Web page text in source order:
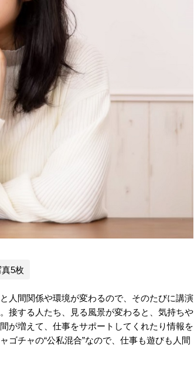
5枚
人間関係や環境が変わるので、そのたびに講演
接する人たち、見る風景が変わると、気持ちや
が増えて、仕事をサポートしてくれたり情報を
ゴチャの“公私混合”なので、仕事も遊びも人間